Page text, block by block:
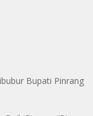
Bupati Pinrang